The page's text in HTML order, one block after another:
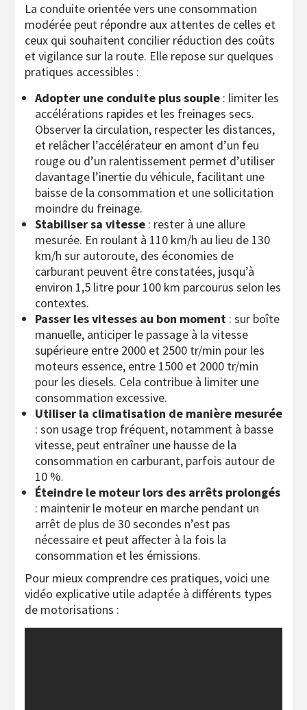
La conduite orientée vers une consommation
modérée peut répondre aux attentes de celles et
ceux qui souhaitent concilier réduction des coûts
et vigilance sur la route. Elle repose sur quelques
pratiques accessibles :
Adopter une conduite plus souple : limiter les
accélérations rapides et les freinages secs.
Observer la circulation, respecter les distances,
et relâcher l’accélérateur en amont d’un feu
rouge ou d’un ralentissement permet d’utiliser
davantage l’inertie du véhicule, facilitant une
baisse de la consommation et une sollicitation
moindre du freinage.
Stabiliser sa vitesse : rester à une allure
mesurée. En roulant à 110 km/h au lieu de 130
km/h sur autoroute, des économies de
carburant peuvent être constatées, jusqu’à
environ 1,5 litre pour 100 km parcourus selon les
contextes.
Passer les vitesses au bon moment : sur boîte
manuelle, anticiper le passage à la vitesse
supérieure entre 2000 et 2500 tr/min pour les
moteurs essence, entre 1500 et 2000 tr/min
pour les diesels. Cela contribue à limiter une
consommation excessive.
Utiliser la climatisation de manière mesurée
: son usage trop fréquent, notamment à basse
vitesse, peut entraîner une hausse de la
consommation en carburant, parfois autour de
10 %.
Éteindre le moteur lors des arrêts prolongés
: maintenir le moteur en marche pendant un
arrêt de plus de 30 secondes n’est pas
nécessaire et peut affecter à la fois la
consommation et les émissions.
Pour mieux comprendre ces pratiques, voici une
vidéo explicative utile adaptée à différents types
de motorisations :